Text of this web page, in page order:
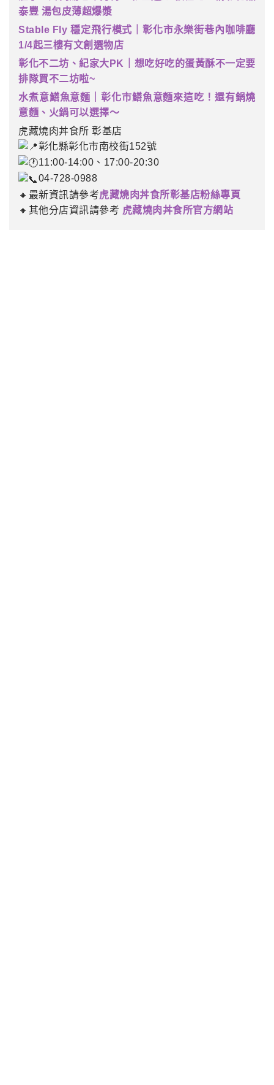
泰豐 湯包皮薄超爆漿
Stable Fly 穩定飛行模式｜彰化市永樂街巷內咖啡廳
1/4起三樓有文創選物店
彰化不二坊、紀家大PK｜想吃好吃的蛋黃酥不一定要
排隊買不二坊啦~
水煮意鱔魚意麵｜彰化市鱔魚意麵來這吃！還有鍋燒
意麵、火鍋可以選擇～
虎藏燒肉丼食所 彰基店
彰化縣彰化市南校街152號
11:00-14:00、17:00-20:30
04-728-0988
🔸最新資訊請參考虎藏燒肉丼食所彰基店粉絲專頁
🔸其他分店資訊請參考 虎藏燒肉丼食所官方網站